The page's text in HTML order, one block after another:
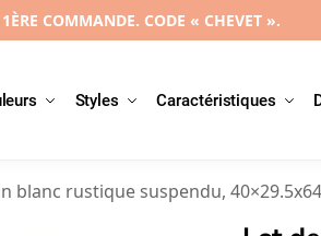
COMMANDE. CODE « CHEVET ».
Styles Caractéristiques
blanc rustique suspendu,